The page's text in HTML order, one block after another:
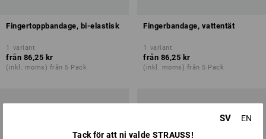
Fingertoppbandage, bi-elastisk
1 variant
från 86,25 kr
(inkl. moms) från 5 Pack
Fingerbandage, vattentät
1 variant
från 86,25 kr
(inkl. moms) från 5 Pack
SV
EN
Tack för att ni valde STRAUSS!